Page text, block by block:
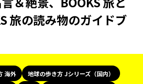
旅の読み物のガイドブ
海外
地球の歩き方 Jシリーズ（国内）